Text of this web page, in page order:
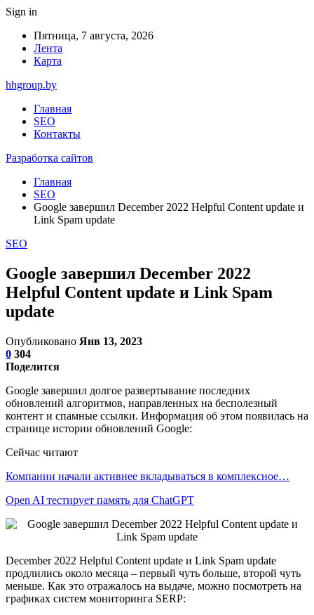
Sign in
Пятница, 7 августа, 2026
Лента
Карта
hhgroup.by
Главная
SEO
Контакты
Разработка сайтов
Главная
SEO
Google завершил December 2022 Helpful Content update и
Link Spam update
SEO
Google завершил December 2022
Helpful Content update и Link Spam
update
Опубликовано Янв 13, 2023
0 304
Поделится
Google завершил долгое развертывание последних
обновлений алгоритмов, направленных на бесполезный
контент и спамные ссылки. Информация об этом появилась на
странице истории обновлений Google:
Сейчас читают
Компании начали активнее вкладываться в комплексное…
Open AI тестирует память для ChatGPT
December 2022 Helpful Content update и Link Spam update
продлились около месяца – первый чуть больше, второй чуть
меньше. Как это отражалось на выдаче, можно посмотреть на
графиках систем мониторинга SERP: